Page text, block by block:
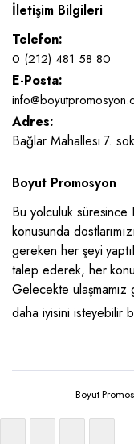
İletişim Bilgileri
Telefon:
0 (212) 481 58 80
E-Posta:
Adres:
Bağlar Mahallesi 7.
Boyut Promosyon
Bu yolculuk süresince
konusunda
gereken her şeyi
talep ederek, her
Gelecekte
daha iyisini isteyebilir
Boyut